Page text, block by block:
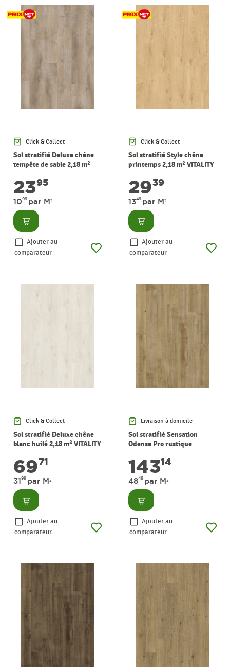
Click & Collect
Sol stratifié Deluxe chêne
tempête de sable 2,18 m²
2395
1099 par M²
Consulter
Ajouter au
comparateur
Click & Collect
Sol stratifié Style chêne
printemps 2,18 m² VITALITY
2939
1349 par M²
Consulter
Ajouter au
comparateur
Click & Collect
Sol stratifié Deluxe chêne
blanc huilé 2,18 m² VITALITY
6971
3199 par M²
Consulter
Ajouter au
comparateur
Livraison à domicile
Sol stratifié Sensation
Odense Pro rustique
14314
4849 par M²
Consulter
Ajouter au
comparateur